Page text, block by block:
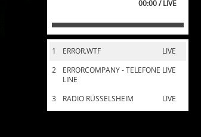
00:00 / LIVE
1 LIVE
ERROR.WTF
2
LIVE
ERRORCOMPANY - TELEFONE
LINE
3
LIVE
RADIO RÜSSELSHEIM